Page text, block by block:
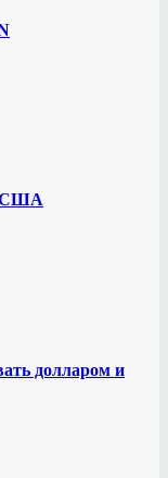
США
долларом и